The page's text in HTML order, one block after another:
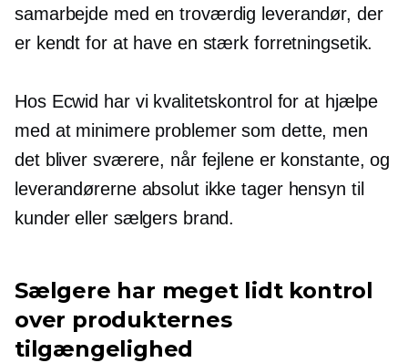
samarbejde med en troværdig leverandør, der
er kendt for at have en stærk forretningsetik.
Hos Ecwid har vi kvalitetskontrol for at hjælpe
med at minimere problemer som dette, men
det bliver sværere, når fejlene er konstante, og
leverandørerne absolut ikke tager hensyn til
kunder eller sælgers brand.
Sælgere har meget lidt kontrol
over produkternes
tilgængelighed